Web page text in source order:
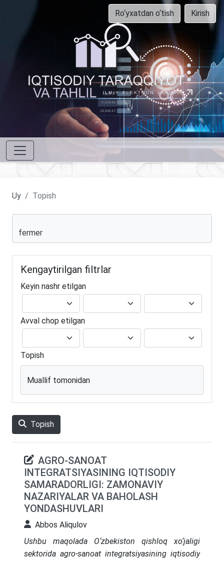
Ro‘yxatdan o‘tish Kirish
Uy Topish
Kengaytirilgan filtrlar
Keyin nashr etilgan
Avval chop etilgan
Topish
Muallif tomonidan
Topish
AGRO-SANOAT
INTEGRATSIYASINING IQTISODIY
SAMARADORLIGI: ZAMONAVIY
NAZARIYALAR VA BAHOLASH
YONDASHUVLARI
Abbos Aliqulov
Ushbu maqolada O‘zbekiston qishloq xo‘jaligi
sektorida agro-sanoat integratsiyasining iqtisodiy